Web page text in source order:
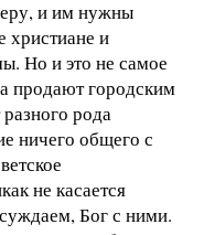
и им нужны
христиане и
Но и это не самое
продают городским
рода
ничего общего с
не касается
Бог с ними.